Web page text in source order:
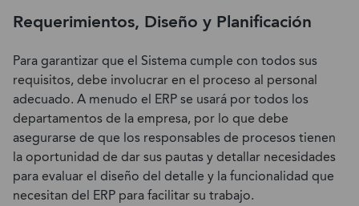
Requerimientos, Diseño y Planificación
Para garantizar que el Sistema cumple con todos sus
requisitos, debe involucrar en el proceso al personal
adecuado. A menudo el ERP se usará por todos los
departamentos de la empresa, por lo que debe
asegurarse de que los responsables de procesos tienen
la oportunidad de dar sus pautas y detallar necesidades
para evaluar el diseño del detalle y la funcionalidad que
necesitan del ERP para facilitar su trabajo.